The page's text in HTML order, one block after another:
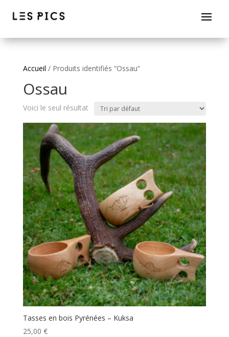
Accueil / Produits identifiés “Ossau”
Ossau
Voici le seul résultat
Tasses en bois Pyrénées – Kuksa
25,00 €